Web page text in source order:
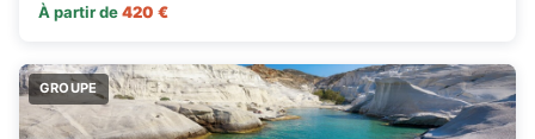
À partir de420 €
GROUPE